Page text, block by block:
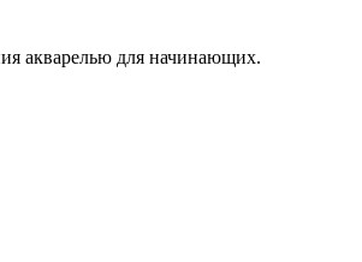
акварелью для начинающих.